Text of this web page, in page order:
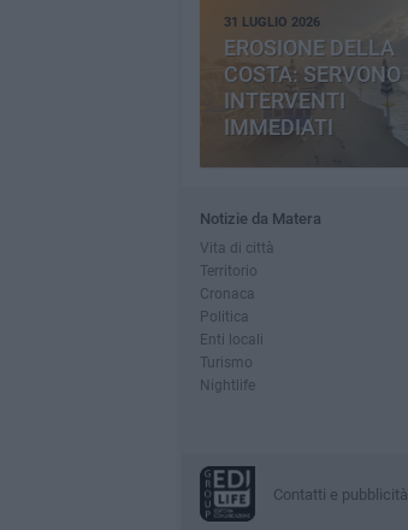
31 LUGLIO 2026
EROSIONE DELLA
COSTA: SERVONO
INTERVENTI
IMMEDIATI
Notizie da Matera
Vita di città
Territorio
Cronaca
Politica
Enti locali
Turismo
Nightlife
Contatti e pubblicità